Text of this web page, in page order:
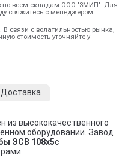
по всем складам ООО "ЗМИП". Для
свяжитесь с менеджером
связи с волатильностью рынка,
стоимость уточняйте у
Доставка
из высококачественного
оборудовании. Завод
ЭСВ 108х5с